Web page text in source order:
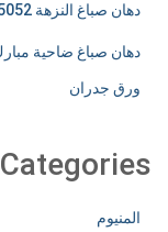
دهان صباغ النزهة 66405052 معلم صباغ و تركيب ورق جدران
ورق جدران
Categories
المنيوم